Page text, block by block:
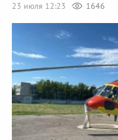
23 июля 12:23
1646